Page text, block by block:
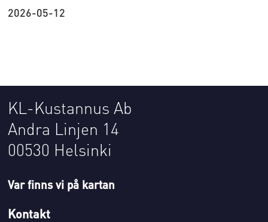
2026-05-12
KL-Kustannus Ab
Andra Linjen 14
00530 Helsinki
Var finns vi på kartan
Kontakt